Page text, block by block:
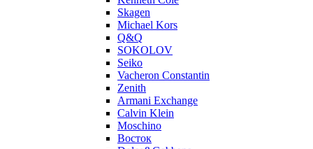
Skagen
Michael Kors
Q&Q
SOKOLOV
Seiko
Vacheron Constantin
Zenith
Armani Exchange
Calvin Klein
Moschino
Восток